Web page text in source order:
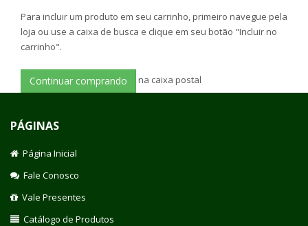
Para incluir um produto em seu carrinho, primeiro navegue pela
loja ou use a caixa de busca e clique em seu botão "Incluir no
carrinho".
Continuar comprando na caixa postal
PÁGINAS
Página Inicial
Fale Conosco
Vale Presentes
Catálogo de Produtos